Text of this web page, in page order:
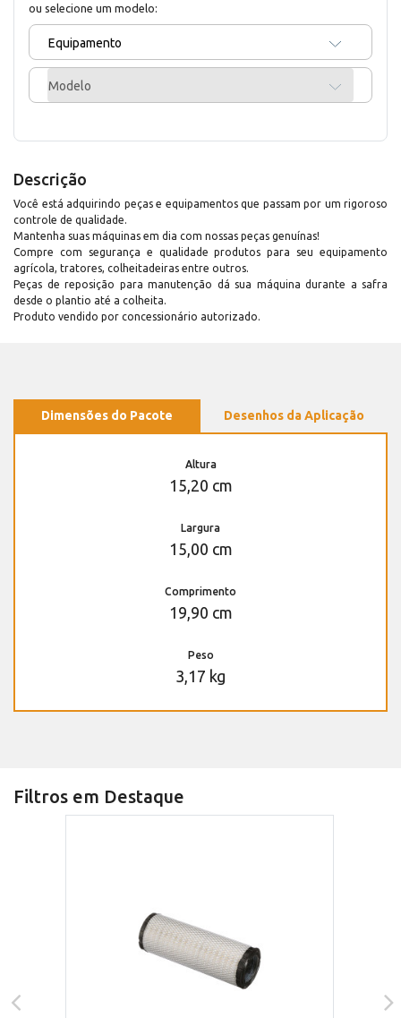
ou selecione um modelo:
Equipamento
Modelo
Descrição
Você está adquirindo peças e equipamentos que passam por um rigoroso
controle de qualidade.
Mantenha suas máquinas em dia com nossas peças genuínas!
Compre com segurança e qualidade produtos para seu equipamento
agrícola, tratores, colheitadeiras entre outros.
Peças de reposição para manutenção dá sua máquina durante a safra
desde o plantio até a colheita.
Produto vendido por concessionário autorizado.
Dimensões do Pacote Desenhos da Aplicação
Altura
15,20 cm
Largura
15,00 cm
Comprimento
19,90 cm
Peso
3,17 kg
Filtros em Destaque